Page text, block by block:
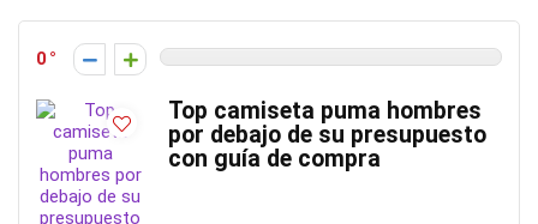
0
Top camiseta puma hombres
por debajo de su presupuesto
con guía de compra